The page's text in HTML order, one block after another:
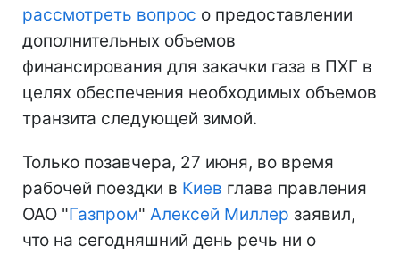
рассмотреть вопрос о предоставлении
дополнительных объемов
финансирования для закачки газа в ПХГ в
целях обеспечения необходимых объемов
транзита следующей зимой.
Только позавчера, 27 июня, во время
рабочей поездки в Киев глава правления
ОАО "Газпром" Алексей Миллер заявил,
что на сегодняшний день речь ни о